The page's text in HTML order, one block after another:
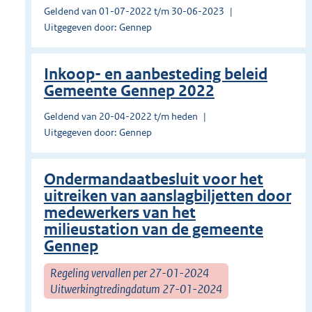
Geldend van 01-07-2022 t/m 30-06-2023
Uitgegeven door: Gennep
Inkoop- en aanbesteding beleid
Gemeente Gennep 2022
Geldend van 20-04-2022 t/m heden
Uitgegeven door: Gennep
Ondermandaatbesluit voor het
uitreiken van aanslagbiljetten door
medewerkers van het
milieustation van de gemeente
Gennep
Regeling vervallen per 27-01-2024
Uitwerkingtredingdatum 27-01-2024